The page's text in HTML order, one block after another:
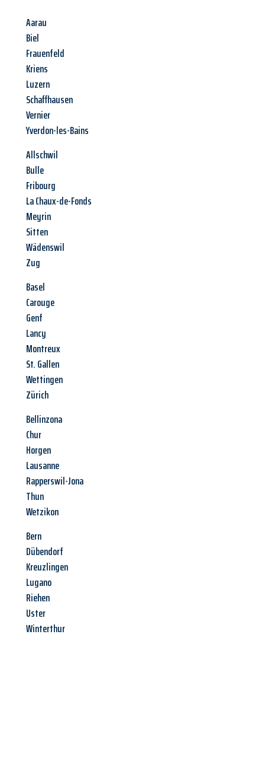
Aarau
Biel
Frauenfeld
Kriens
Luzern
Schaffhausen
Vernier
Yverdon-les-Bains
Allschwil
Bulle
Fribourg
La Chaux-de-Fonds
Meyrin
Sitten
Wädenswil
Zug
Basel
Carouge
Genf
Lancy
Montreux
St. Gallen
Wettingen
Zürich
Bellinzona
Chur
Horgen
Lausanne
Rapperswil-Jona
Thun
Wetzikon
Bern
Dübendorf
Kreuzlingen
Lugano
Riehen
Uster
Winterthur